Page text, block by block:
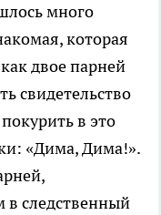
много
которая
двое парней
свидетельство
в это
«Дима, Дима!».
в следственный